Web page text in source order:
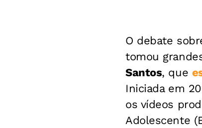
O debate
tomou
Santos, que
Iniciada em
os vídeos
Adolescente